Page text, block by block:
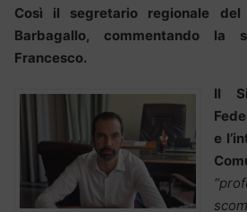
Così il segretario regionale
Barbagallo, commentando la
Francesco.
Il
e